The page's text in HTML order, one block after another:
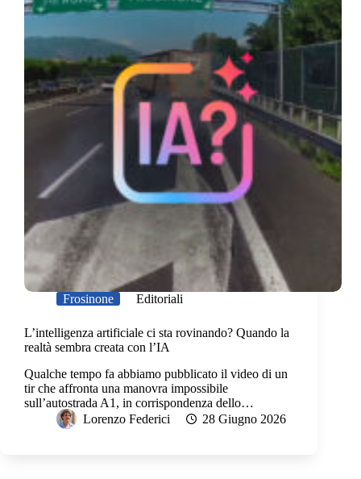
Frosinone Editoriali
L’intelligenza artificiale ci sta rovinando? Quando la
realtà sembra creata con l’IA
Qualche tempo fa abbiamo pubblicato il video di un
tir che affronta una manovra impossibile
sull’autostrada A1, in corrispondenza dello…
Lorenzo Federici
28 Giugno 2026